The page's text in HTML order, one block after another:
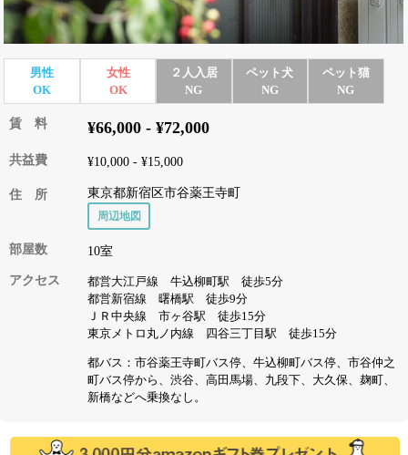
男性
OK
女性
OK
２人入居
NG
ペット犬
NG
ペット猫
NG
賃 料 ¥66,000 - ¥72,000
共益費 ¥10,000 - ¥15,000
住 所 東京都新宿区市谷薬王寺町
周辺地図
部屋数 10室
アクセス
都営大江戸線 牛込柳町駅 徒歩5分
都営新宿線 曙橋駅 徒歩9分
ＪＲ中央線 市ヶ谷駅 徒歩15分
東京メトロ丸ノ内線 四谷三丁目駅 徒歩15分
都バス：市谷薬王寺町バス停、牛込柳町バス停、市谷仲之
町バス停から、渋谷、高田馬場、九段下、大久保、麹町、
新橋などへ乗換なし。